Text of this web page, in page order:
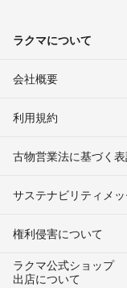
ラクマについて
会社概要
利用規約
古物営業法に基づく
サステナビリティメ
権利侵害について
ラクマ公式ショップ
出店について